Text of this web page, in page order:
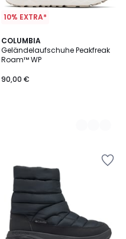
10% EXTRA*
COLUMBIA
Geländelaufschuhe Peakfreak
Roam™ WP
90,00 €
2
Farben